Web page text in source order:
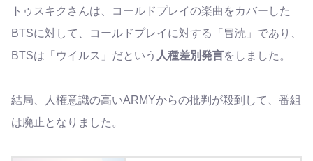
トゥスキクさんは、コールドプレイの楽曲をカバーした
BTSに対して、コールドプレイに対する「冒涜」であり、
BTSは「ウイルス」だという 人種差別発言をしました。
結局、人権意識の高いARMYからの批判が殺到して、番組
は廃止となりました。